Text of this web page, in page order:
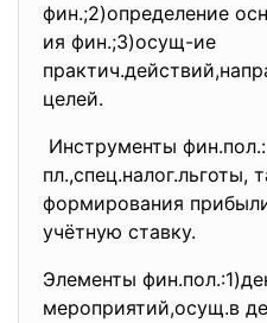
фин.;2)определение
ия фин.;3)осущ-ие
целей.
Инструменты
пл.,спец.налог.льготы,
формирования
учётную ставку.
Элементы
мероприятий,осущ.в